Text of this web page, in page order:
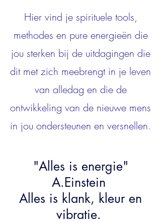
Hier vind je spirituele tools,
methodes en pure energieën die
jou sterken bij de uitdagingen die
dit met zich meebrengt in je leven
van alledag en die de
ontwikkeling van de nieuwe mens
in jou ondersteunen en versnellen.
"Alles is energie"
A.Einstein
Alles is klank, kleur en
vibratie.